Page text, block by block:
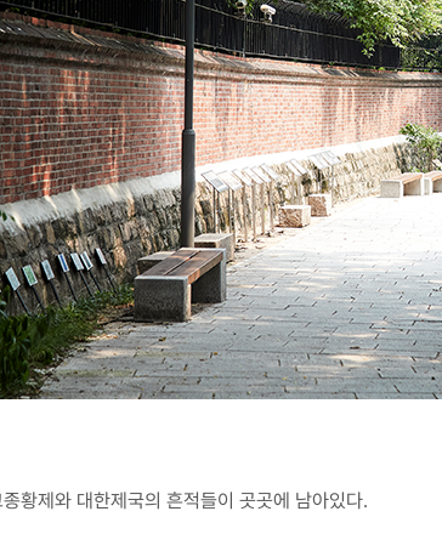
황제와 대한제국의 흔적들이 곳곳에 남아있다.